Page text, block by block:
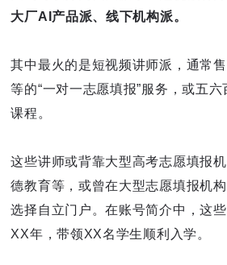
大厂AI产品派、线下机构派。
其中最火的是短视频讲师派，通常
等的“一对一志愿填报”服务，或五
课程。
这些讲师或背靠大型高考志愿填报
德教育等，或曾在大型志愿填报机
选择自立门户。在账号简介中，这
XX年，带领XX名学生顺利入学。